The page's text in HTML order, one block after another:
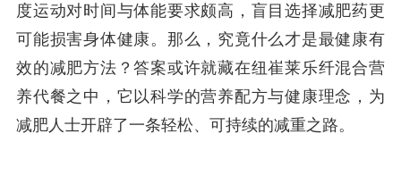
度运动对时间与体能要求颇高，盲目选择减肥药更
可能损害身体健康。那么，究竟什么才是最健康有
效的减肥方法？答案或许就藏在纽崔莱乐纤混合营
养代餐之中，它以科学的营养配方与健康理念，为
减肥人士开辟了一条轻松、可持续的减重之路。